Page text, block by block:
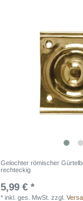
Gelochter römischer
rechteckig
5,99 € *
*inkl. ges. MwSt. zzgl.